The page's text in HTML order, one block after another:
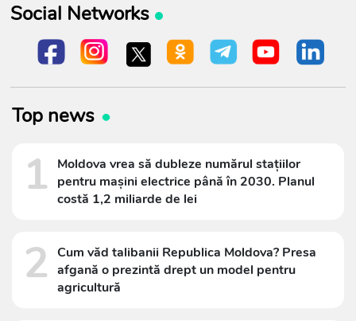
Social Networks
Top news
1 Moldova vrea să dubleze numărul stațiilor
pentru mașini electrice până în 2030. Planul
costă 1,2 miliarde de lei
2 Cum văd talibanii Republica Moldova? Presa
afgană o prezintă drept un model pentru
agricultură